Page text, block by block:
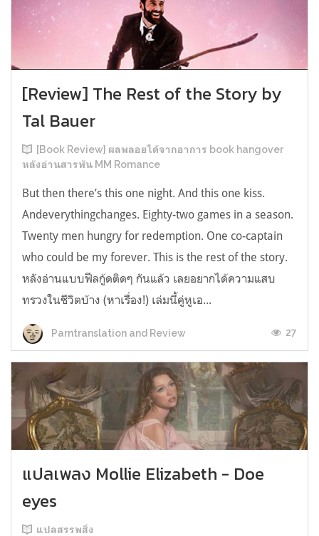
[Review] The Rest of the Story by
Tal Bauer
[Book Review] ผลพลอยได้จากอาการ book hangover
หลังอ่านสารพัน MM Romance
But then there’s this one night. And this one kiss.
Andeverythingchanges. Eighty-two games in a season.
Twenty men hungry for redemption. One co-captain
who could be my forever. This is the rest of the story.
หลังอ่านแบบฟีลกู้ดติดๆ กันแล้ว เลยอยากได้ความแสบ
ทรวงในชีวิตบ้าง (หาเรื่อง!) เล่มนี้คู่หูเอ...
Parntranslation and Review 27
แปลเพลง Mollie Elizabeth - Doe
eyes
แปลสรรพสิ่ง